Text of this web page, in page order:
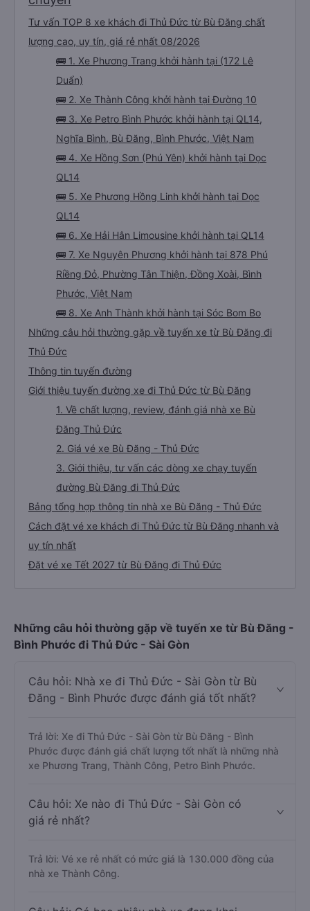
Tư vấn TOP 8 xe khách đi Thủ Đức từ Bù Đăng chất
lượng cao, uy tín, giá rẻ nhất 08/2026
🚌 1. Xe Phương Trang khởi hành tại (172 Lê
Duẩn)
🚌 2. Xe Thành Công khởi hành tại Đường 10
🚌 3. Xe Petro Bình Phước khởi hành tại QL14,
Nghĩa Bình, Bù Đăng, Bình Phước, Việt Nam
🚌 4. Xe Hồng Sơn (Phú Yên) khởi hành tại Dọc
QL14
🚌 5. Xe Phương Hồng Linh khởi hành tại Dọc
QL14
🚌 6. Xe Hải Hân Limousine khởi hành tại QL14
🚌 7. Xe Nguyên Phương khởi hành tại 878 Phú
Riềng Đỏ, Phường Tân Thiện, Đồng Xoài, Bình
Phước, Việt Nam
🚌 8. Xe Anh Thành khởi hành tại Sóc Bom Bo
Những câu hỏi thường gặp về tuyến xe từ Bù Đăng đi
Thủ Đức
Thông tin tuyến đường
Giới thiệu tuyến đường xe đi Thủ Đức từ Bù Đăng
1. Về chất lượng, review, đánh giá nhà xe Bù
Đăng Thủ Đức
2. Giá vé xe Bù Đăng - Thủ Đức
3. Giới thiệu, tư vấn các dòng xe chạy tuyến
đường Bù Đăng đi Thủ Đức
Bảng tổng hợp thông tin nhà xe Bù Đăng - Thủ Đức
Cách đặt vé xe khách đi Thủ Đức từ Bù Đăng nhanh và
uy tín nhất
Đặt vé xe Tết 2027 từ Bù Đăng đi Thủ Đức
Những câu hỏi thường gặp về tuyến xe từ Bù Đăng -
Bình Phước đi Thủ Đức - Sài Gòn
Câu hỏi: Nhà xe đi Thủ Đức - Sài Gòn từ Bù
Đăng - Bình Phước được đánh giá tốt nhất?
Trả lời: Xe đi Thủ Đức - Sài Gòn từ Bù Đăng - Bình
Phước được đánh giá chất lượng tốt nhất là những nhà
xe Phương Trang, Thành Công, Petro Bình Phước.
Câu hỏi: Xe nào đi Thủ Đức - Sài Gòn có
giá rẻ nhất?
Trả lời: Vé xe rẻ nhất có mức giá là 130.000 đồng của
nhà xe Thành Công.